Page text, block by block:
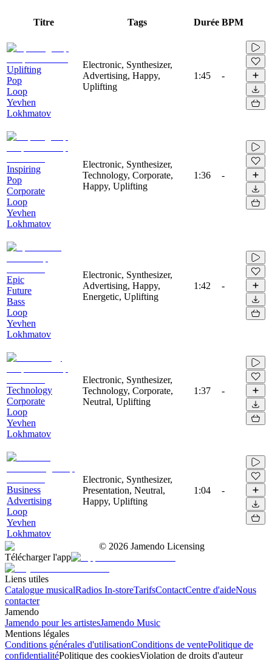
Titre Tags Durée BPM
Uplifting
Pop
Loop
Yevhen
Lokhmatov
Electronic, Synthesizer,
Advertising, Happy,
Uplifting
1:45 -
Inspiring
Pop
Corporate
Loop
Yevhen
Lokhmatov
Electronic, Synthesizer,
Technology, Corporate,
Happy, Uplifting
1:36 -
Epic
Future
Bass
Loop
Yevhen
Lokhmatov
Electronic, Synthesizer,
Advertising, Happy,
Energetic, Uplifting
1:42 -
Technology
Corporate
Loop
Yevhen
Lokhmatov
Electronic, Synthesizer,
Technology, Corporate,
Neutral, Uplifting
1:37 -
Business
Advertising
Loop
Yevhen
Lokhmatov
Electronic, Synthesizer,
Presentation, Neutral,
Happy, Uplifting
1:04 -
© 2026 Jamendo Licensing
Télécharger l'app
Liens utiles
Catalogue musicalRadios In-storeTarifsContactCentre d'aideNous
contacter
Jamendo
Jamendo pour les artistesJamendo Music
Mentions légales
Conditions générales d'utilisationConditions de ventePolitique de
confidentialitéPolitique des cookiesViolation de droits d'auteur